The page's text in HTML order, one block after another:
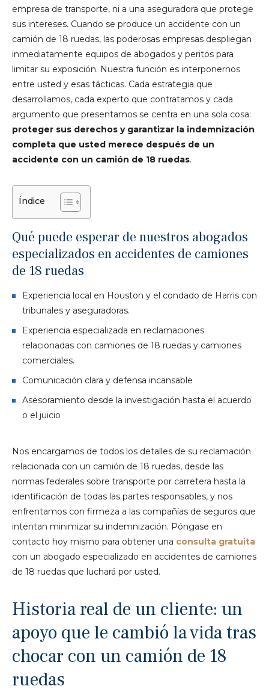
empresa de transporte, ni a una aseguradora que protege
sus intereses. Cuando se produce un accidente con un
camión de 18 ruedas, las poderosas empresas despliegan
inmediatamente equipos de abogados y peritos para
limitar su exposición. Nuestra función es interponernos
entre usted y esas tácticas. Cada estrategia que
desarrollamos, cada experto que contratamos y cada
argumento que presentamos se centra en una sola cosa:
proteger sus derechos y garantizar la indemnización
completa que usted merece después de un
accidente con un camión de 18 ruedas.
Índice
Qué puede esperar de nuestros abogados
especializados en accidentes de camiones
de 18 ruedas
Experiencia local en Houston y el condado de Harris con
tribunales y aseguradoras.
Experiencia especializada en reclamaciones
relacionadas con camiones de 18 ruedas y camiones
comerciales.
Comunicación clara y defensa incansable
Asesoramiento desde la investigación hasta el acuerdo
o el juicio
Nos encargamos de todos los detalles de su reclamación
relacionada con un camión de 18 ruedas, desde las
normas federales sobre transporte por carretera hasta la
identificación de todas las partes responsables, y nos
enfrentamos con firmeza a las compañías de seguros que
intentan minimizar su indemnización. Póngase en
contacto hoy mismo para obtener una consulta gratuita
con un abogado especializado en accidentes de camiones
de 18 ruedas que luchará por usted.
Historia real de un cliente: un
apoyo que le cambió la vida tras
chocar con un camión de 18
ruedas